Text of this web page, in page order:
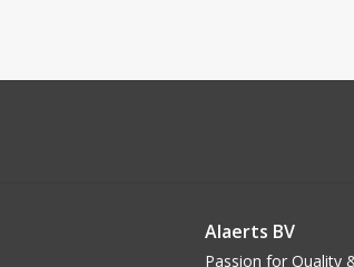
Alaerts BV
Passion for Quality